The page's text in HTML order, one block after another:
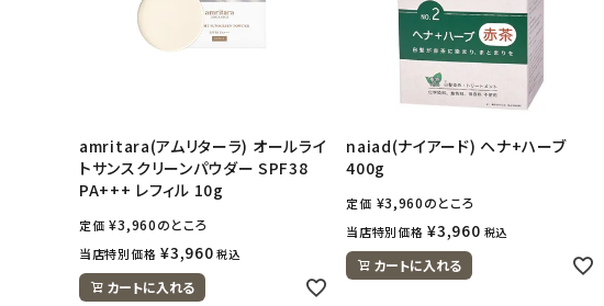
amritara(アムリターラ) オールライ
トサンスクリーンパウダー SPF38
PA+++ レフィル 10g
定価 ¥3,960のところ
当店特別価格 ¥3,960 税込
カートに入れる
naiad(ナイアード) ヘナ+ハーブ
400g
定価 ¥3,960のところ
当店特別価格 ¥3,960 税込
カートに入れる